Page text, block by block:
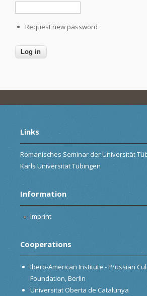
Request new password
Links
Romanisches Seminar der Universität
Karls Universität Tübingen
Information
Imprint
Cooperations
Ibero-American Institute - Prussian
Foundation, Berlin
Universitat Oberta de Catalunya